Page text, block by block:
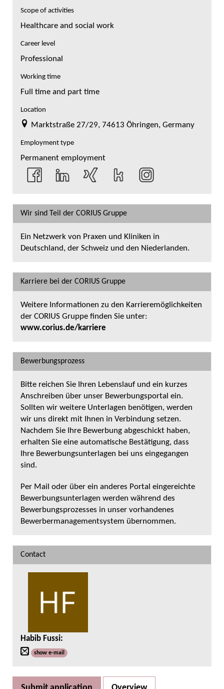
Scope of activities
Healthcare and social work
Career level
Professional
Working time
Full time and part time
Location
Marktstraße 27/29, 74613 Öhringen, Germany
Employment type
Permanent employment
Wir sind Teil der CORIUS Gruppe
Ein Netzwerk von Praxen und Kliniken in
Deutschland, der Schweiz und den Niederlanden.
Karriere bei der CORIUS Gruppe
Weitere Informationen zu den Karrieremöglichkeiten
der CORIUS Gruppe finden Sie unter:
www.corius.de/karriere
Bewerbungsprozess
Bitte reichen Sie Ihren Lebenslauf und ein kurzes
Anschreiben über unser Bewerbungsportal ein.
Sollten wir weitere Unterlagen benötigen, werden
wir uns direkt mit Ihnen in Verbindung setzen.
Nachdem Sie Ihre Bewerbung abgeschickt haben,
erhalten Sie eine automatische Bestätigung, dass
Ihre Bewerbungsunterlagen bei uns eingegangen
sind.
Per Mail oder über ein anderes Portal eingereichte
Bewerbungsunterlagen werden während des
Bewerbungsprozesses in unser vorhandenes
Bewerbermanagementsystem übernommen.
Contact
Habib Fussi:
show e-mail